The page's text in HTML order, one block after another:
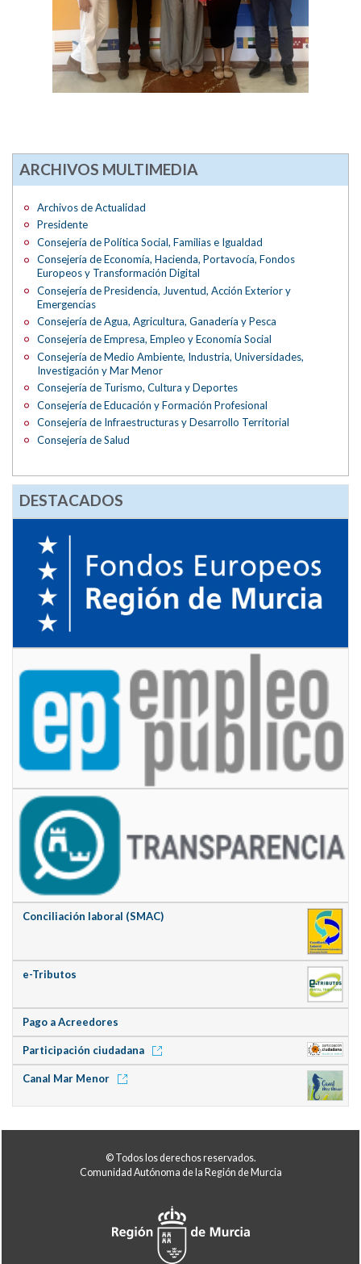
ARCHIVOS MULTIMEDIA
Archivos de Actualidad
Presidente
Consejería de Política Social, Familias e Igualdad
Consejería de Economía, Hacienda, Portavocía, Fondos
Europeos y Transformación Digital
Consejería de Presidencia, Juventud, Acción Exterior y
Emergencias
Consejería de Agua, Agricultura, Ganadería y Pesca
Consejería de Empresa, Empleo y Economía Social
Consejería de Medio Ambiente, Industria, Universidades,
Investigación y Mar Menor
Consejería de Turismo, Cultura y Deportes
Consejería de Educación y Formación Profesional
Consejería de Infraestructuras y Desarrollo Territorial
Consejería de Salud
DESTACADOS
Conciliación laboral (SMAC)
e-Tributos
Pago a Acreedores
Participación ciudadana
Canal Mar Menor
© Todos los derechos reservados.
Comunidad Autónoma de la Región de Murcia